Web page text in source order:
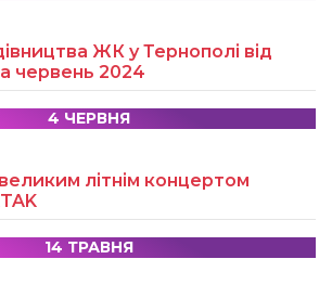
ЖК у Тернополі від
червень 2024
4 ЧЕРВНЯ
літнім концертом
14 ТРАВНЯ